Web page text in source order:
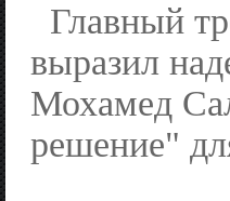
Главный
выразил
Мохамед
решение"